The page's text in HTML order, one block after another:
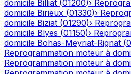
domicile Billiat (01200)›
domicile Birieux (01330)›
domicile Biziat (01290)›
domicile Blyes (01150)›
domicile Bohas-Meyriat-Rignat (
Reprogrammation moteur à
Reprogrammation moteur à